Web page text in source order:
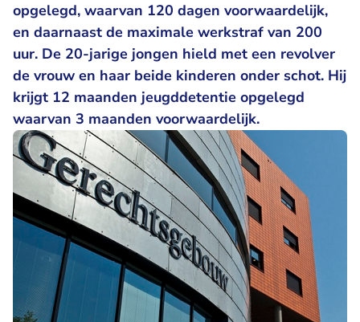
opgelegd, waarvan 120 dagen voorwaardelijk,
en daarnaast de maximale werkstraf van 200
uur. De 20-jarige jongen hield met een revolver
de vrouw en haar beide kinderen onder schot. Hij
krijgt 12 maanden jeugddetentie opgelegd
waarvan 3 maanden voorwaardelijk.